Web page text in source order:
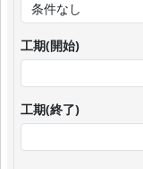
工期(開始)
工期(終了)